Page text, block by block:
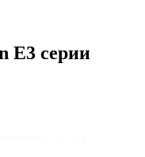
E3 серии